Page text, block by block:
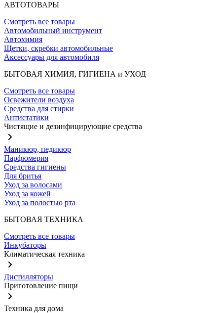
АВТОТОВАРЫ
Смотреть все товары
Автомобильный инструмент
Автохимия
Щетки, скребки автомобильные
Аксессуары для автомобиля
БЫТОВАЯ ХИМИЯ, ГИГИЕНА и УХОД
Смотреть все товары
Освежители воздуха
Средства для стирки
Антистатики
Чистящие и дезинфицирующие средства
Маникюр, педикюр
Парфюмерия
Средства гигиены
Для бритья
Уход за волосами
Уход за кожей
Уход за полостью рта
БЫТОВАЯ ТЕХНИКА
Смотреть все товары
Инкубаторы
Климатическая техника
Дистилляторы
Приготовление пищи
Техника для дома